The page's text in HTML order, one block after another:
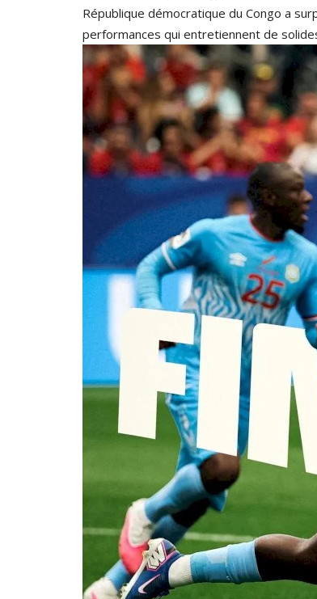
République démocratique du Congo a
performances qui entretiennent de